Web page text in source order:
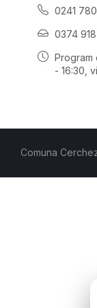
0241
0374
Program
- 16:30 ,
Comuna